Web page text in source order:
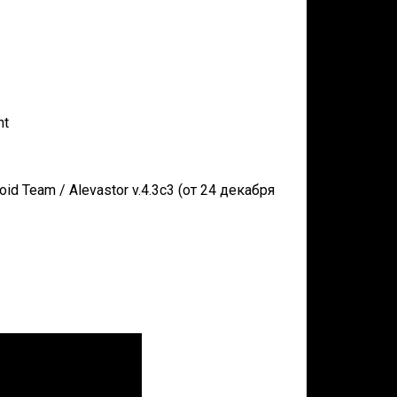
Team / Alevastor v.4.3c3 (от 24 декабря